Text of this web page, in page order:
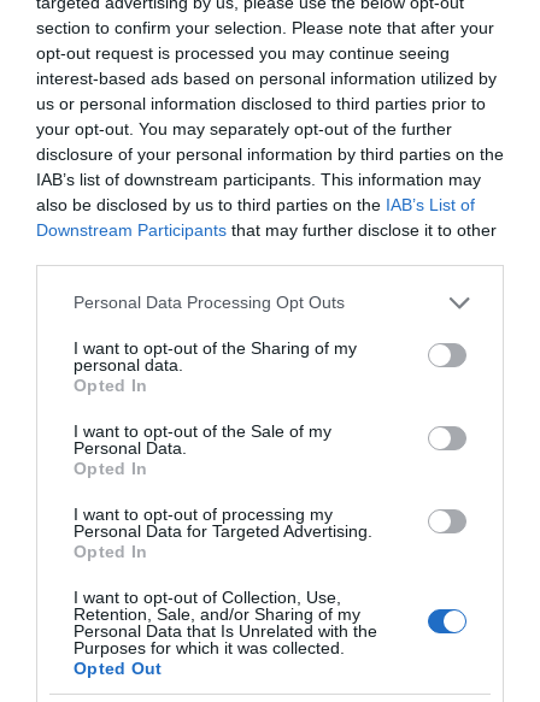
section to confirm your selection. Please note that after your
opt-out request is processed you may continue seeing
interest-based ads based on personal information utilized by
us or personal information disclosed to third parties prior to
your opt-out. You may separately opt-out of the further
disclosure of your personal information by third parties on the
IAB’s list of downstream participants. This information may
also be disclosed by us to third parties on the IAB’s List of
Downstream Participants that may further disclose it to other
Please note that this website/app uses one or more Google
not limited to your visit or usage behaviour. You may click to
grant or deny consent to Google and its third-party tags to
use your data for below specified purposes in below Google
consent section.
Personal Data Processing Opt Outs
I want to opt-out of the Sharing of my
personal data.
Opted In
I want to opt-out of the Sale of my
Personal Data.
Opted In
I want to opt-out of processing my
Personal Data for Targeted Advertising.
Opted In
I want to opt-out of Collection, Use,
Retention, Sale, and/or Sharing of my
Personal Data that Is Unrelated with the
Purposes for which it was collected.
Opted Out
ΚΑΤΑΘΕΣΕΙΣ
Μουσικός νανουρίζει λιοντάρια παίζοντας το
«November rain» (βίντεο)
Χωνάκι ή κυπελλάκι; Σε
αυτά τα 5
παγωτατζίδικα της
Αθήνας η απάντηση
είναι…και τα δύο!
που οι beauty lovers
αντικαθιστούν το
Αυτά είναι τα 4 prints στα μαγιό που θα βλέπεις
σε κάθε παραλία φέτος!